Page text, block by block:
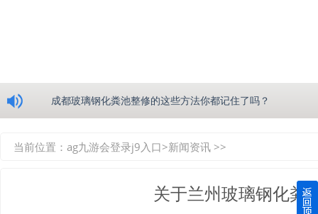
成都玻璃钢化粪池整修的这些方法你都记住了吗？
四川玻璃钢化粪池逐渐取代传统玻璃钢化粪池的这几点原因
当前位置： ag九游会登录j9入口>新闻资讯 >>
关于兰州玻璃钢化粪